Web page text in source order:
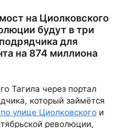
на Циолковского
будут в три
для
на 874 миллиона
Тагила через портал
который займётся
улице Циолковского и
революции,